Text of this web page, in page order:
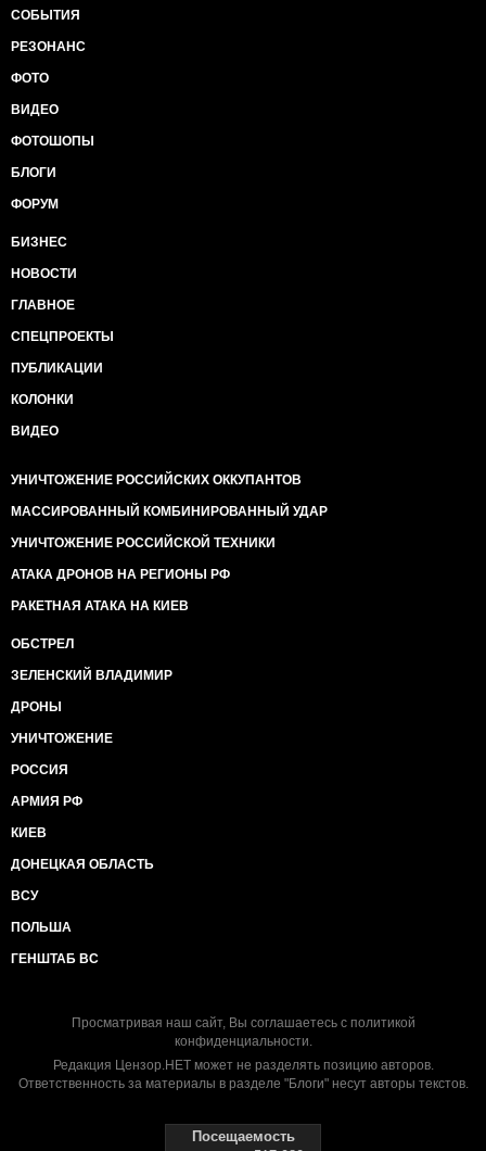
СОБЫТИЯ
РЕЗОНАНС
ФОТО
ВИДЕО
ФОТОШОПЫ
БЛОГИ
ФОРУМ
БИЗНЕС
НОВОСТИ
ГЛАВНОЕ
СПЕЦПРОЕКТЫ
ПУБЛИКАЦИИ
КОЛОНКИ
ВИДЕО
УНИЧТОЖЕНИЕ РОССИЙСКИХ ОККУПАНТОВ
МАССИРОВАННЫЙ КОМБИНИРОВАННЫЙ УДАР
УНИЧТОЖЕНИЕ РОССИЙСКОЙ ТЕХНИКИ
АТАКА ДРОНОВ НА РЕГИОНЫ РФ
РАКЕТНАЯ АТАКА НА КИЕВ
ОБСТРЕЛ
ЗЕЛЕНСКИЙ ВЛАДИМИР
ДРОНЫ
УНИЧТОЖЕНИЕ
РОССИЯ
АРМИЯ РФ
КИЕВ
ДОНЕЦКАЯ ОБЛАСТЬ
ВСУ
ПОЛЬША
ГЕНШТАБ ВС
Просматривая наш сайт, Вы соглашаетесь с политикой
конфиденциальности.
Редакция Цензор.НЕТ может не разделять позицию авторов.
Ответственность за материалы в разделе "Блоги" несут авторы текстов.
Посещаемость